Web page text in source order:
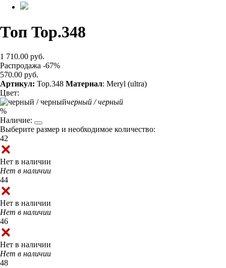
Топ Top.348
1 710.00 руб.
Распродажа -67%
570.00 руб.
Артикул: Top.348 Материал: Meryl (ultra)
Цвет:
черный / черный
%
Наличие:
Выберите размер и необходимое количество:
42
Нет в наличии
Нет в наличии
44
Нет в наличии
Нет в наличии
46
Нет в наличии
Нет в наличии
48